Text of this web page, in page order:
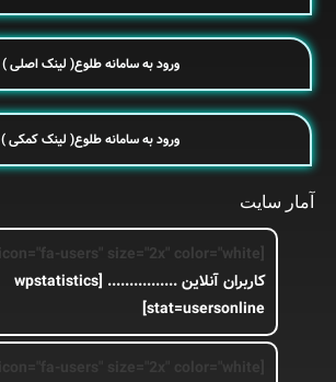
ورود به سامانه طلوع( لینک اصلی )
ورود به سامانه طلوع( لینک کمکی )
آمار سایت
کاربران آنلاین ................ [wpstatistics
stat=usersonline]